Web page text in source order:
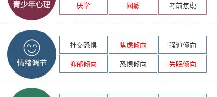
厌学
网瘾 考前焦虑
社交恐惧 焦虑倾向
强迫倾向
抑郁倾向
恐惧倾向 失眠倾向